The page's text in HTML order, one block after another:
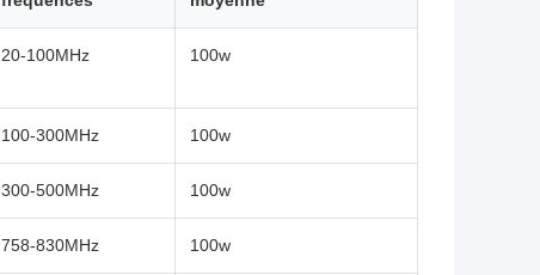
20-100MHz 100w
100-300MHz 100w
300-500MHz 100w
758-830MHz 100w